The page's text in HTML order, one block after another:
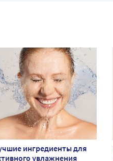
ингредиенты для
увлажнения